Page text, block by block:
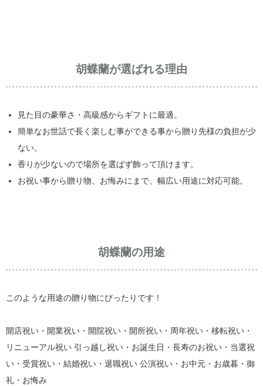
胡蝶蘭が選ばれる理由
見た目の豪華さ・高級感からギフトに最適。
簡単なお世話で長く楽しむ事ができる事から贈り先様の負担が少
ない。
香りが少ないので場所を選ばず飾って頂けます。
お祝い事から贈り物、お悔みにまで、幅広い用途に対応可能。
胡蝶蘭の用途
このような用途の贈り物にぴったりです！
開店祝い・開業祝い・開院祝い・開所祝い・周年祝い・移転祝い・
リニューアル祝い 引っ越し祝い・お誕生日・長寿のお祝い・当選祝
い・受賞祝い・結婚祝い・退職祝い 公演祝い・お中元・お歳暮・御
礼・お悔み